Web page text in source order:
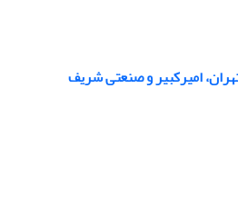
امیرکبیر و صنعتی شریف